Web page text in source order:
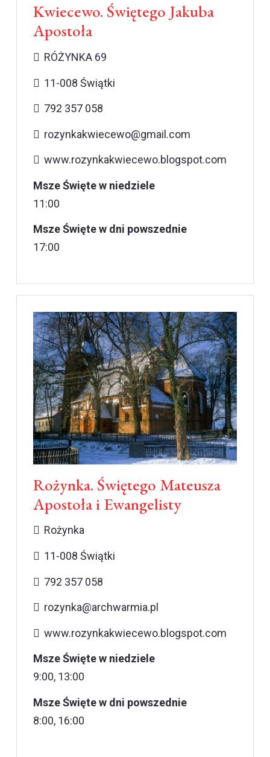
Kwiecewo. Świętego Jakuba
Apostoła
RÓŻYNKA 69
11-008 Świątki
792 357 058
rozynkakwiecewo@gmail.com
www.rozynkakwiecewo.blogspot.com
Msze Święte w niedziele
11:00
Msze Święte w dni powszednie
17:00
Rożynka. Świętego Mateusza
Apostoła i Ewangelisty
Rożynka
11-008 Świątki
792 357 058
rozynka@archwarmia.pl
www.rozynkakwiecewo.blogspot.com
Msze Święte w niedziele
9:00, 13:00
Msze Święte w dni powszednie
8:00, 16:00